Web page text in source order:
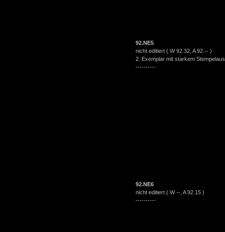
92.NE5
nicht editiert ( W 92.32, A 92.-- )
2. Exemplar mit starkem
----------
92.NE6
nicht editiert ( W --, A 92.15 )
----------